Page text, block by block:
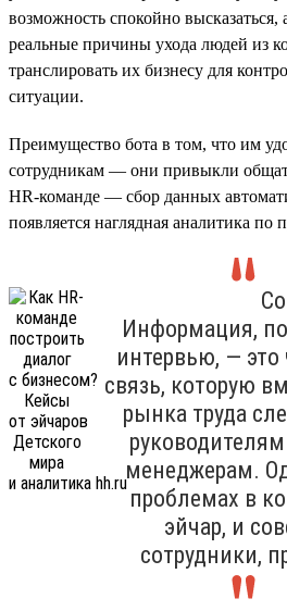
возможность спокойно
реальные причины ухода людей из
транслировать их бизнесу для
ситуации.
Преимущество бота в том, что им
сотрудникам — они привыкли
HR-команде — сбор данных
появляется наглядная аналитика по
Информация,
интервью, — это
связь, которую
рынка труда
менеджерам.
проблемах в
эйчар, и
сотрудники,